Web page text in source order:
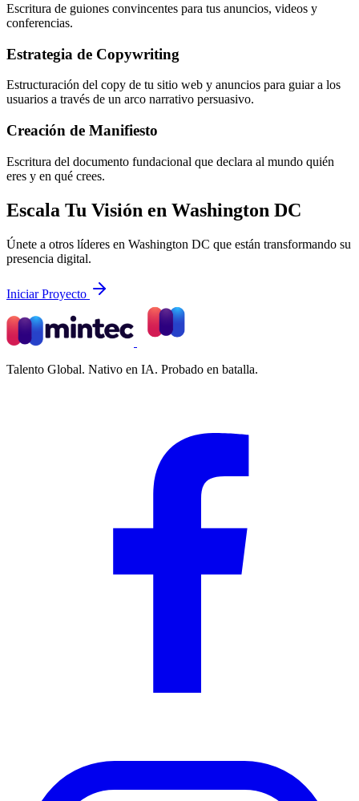
Escritura de guiones convincentes para tus anuncios, videos y
conferencias.
Estrategia de Copywriting
Estructuración del copy de tu sitio web y anuncios para guiar a los
usuarios a través de un arco narrativo persuasivo.
Creación de Manifiesto
Escritura del documento fundacional que declara al mundo quién
eres y en qué crees.
Escala Tu Visión en Washington DC
Únete a otros líderes en Washington DC que están transformando su
presencia digital.
Iniciar Proyecto
Talento Global. Nativo en IA. Probado en batalla.